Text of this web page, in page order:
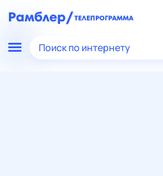
Поиск по интернету